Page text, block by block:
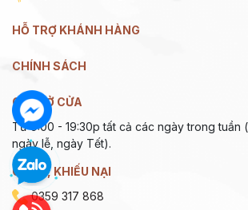
HỖ TRỢ KHÁNH HÀNG
CHÍNH SÁCH
GIỜ MỞ CỬA
Từ 9:00 - 19:30p tất cả các ngày trong tuần
ngày lễ, ngày Tết).
GÓP Ý, KHIẾU NẠI
0359 317 868